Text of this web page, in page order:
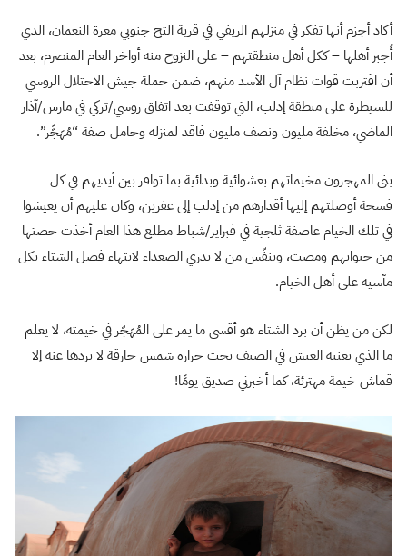
أكاد أجزم أنها تفكر في منزلهم الريفي في قرية التح جنوبي معرة النعمان، الذي
أُجبر أهلها – ككل أهل منطقتهم – على النزوح منه أواخر العام المنصرم، بعد
أن اقتربت قوات نظام آل الأسد منهم، ضمن حملة جيش الاحتلال الروسي
للسيطرة على منطقة إدلب، التي توقفت بعد اتفاق روسي/تركي في مارس/آذار
الماضي، مخلفة مليون ونصف مليون فاقد لمنزله وحامل صفة “مُهَجَّر”.
بنى المهجرون مخيماتهم بعشوائية وبدائية بما توافر بين أيديهم في كل
فسحة أوصلتهم إليها أقدارهم من إدلب إلى عفرين، وكان عليهم أن يعيشوا
في تلك الخيام عاصفة ثلجية في فبراير/شباط مطلع هذا العام أخذت حصتها
من حيواتهم ومضت، وتنفّس من لا يدري الصعداء لانتهاء فصل الشتاء بكل
مآسيه على أهل الخيام.
لكن من يظن أن برد الشتاء هو أقسى ما يمر على المُهَجّر في خيمته، لا يعلم
ما الذي يعنيه العيش في الصيف تحت حرارة شمس حارقة لا يردها عنه إلا
قماش خيمة مهترئة، كما أخبرني صديق يومًا!